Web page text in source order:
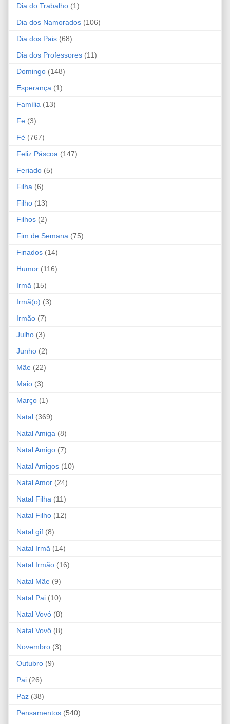
Dia do Trabalho (1)
Dia dos Namorados (106)
Dia dos Pais (68)
Dia dos Professores (11)
Domingo (148)
Esperança (1)
Família (13)
Fe (3)
Fé (767)
Feliz Páscoa (147)
Feriado (5)
Filha (6)
Filho (13)
Filhos (2)
Fim de Semana (75)
Finados (14)
Humor (116)
Irmã (15)
Irmã(o) (3)
Irmão (7)
Julho (3)
Junho (2)
Mãe (22)
Maio (3)
Março (1)
Natal (369)
Natal Amiga (8)
Natal Amigo (7)
Natal Amigos (10)
Natal Amor (24)
Natal Filha (11)
Natal Filho (12)
Natal gif (8)
Natal Irmã (14)
Natal Irmão (16)
Natal Mãe (9)
Natal Pai (10)
Natal Vovó (8)
Natal Vovô (8)
Novembro (3)
Outubro (9)
Pai (26)
Paz (38)
Pensamentos (540)